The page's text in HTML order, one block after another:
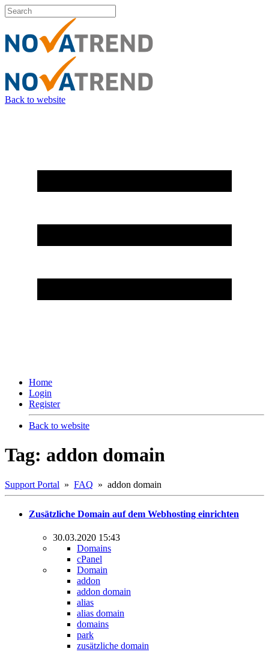
Back to website
Home
Login
Register
Back to website
Tag: addon domain
Support Portal » FAQ » addon domain
Zusätzliche Domain auf dem Webhosting einrichten
30.03.2020 15:43
Domains
cPanel
Domain
addon
addon domain
alias
alias domain
domains
park
zusätzliche domain